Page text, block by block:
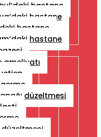
hastane
hastane
hastane
hastane
ameliyatı
germe
düzeltmesi
düzeltmesi